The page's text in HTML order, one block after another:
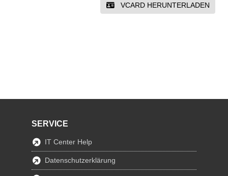
VCARD HERUNTERLADEN
SERVICE
IT Center Help
Datenschutzerklärung